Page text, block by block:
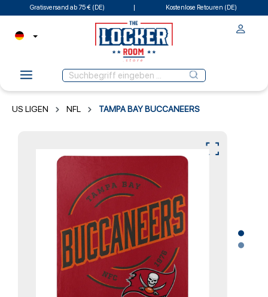
Gratisversand ab 75 € (DE) Kostenlose Retouren (DE)
US LIGEN NFL TAMPA BAY BUCCANEERS